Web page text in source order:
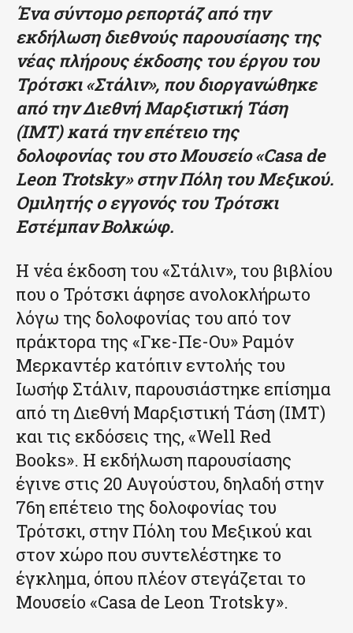
Ένα σύντομο ρεπορτάζ από την
εκδήλωση διεθνούς παρουσίασης της
νέας πλήρους έκδοσης του έργου του
Τρότσκι «Στάλιν», που διοργανώθηκε
από την Διεθνή Μαρξιστική Τάση
(ΙΜΤ) κατά την επέτειο της
δολοφονίας του στο Μουσείο «Casa de
Leon Trotsky» στην Πόλη του Μεξικού.
Ομιλητής ο εγγονός του Τρότσκι
Εστέμπαν Βολκώφ.
Η νέα έκδοση του «Στάλιν», του βιβλίου
που ο Τρότσκι άφησε ανολοκλήρωτο
λόγω της δολοφονίας του από τον
πράκτορα της «Γκε-Πε-Ου» Ραμόν
Μερκαντέρ κατόπιν εντολής του
Ιωσήφ Στάλιν, παρουσιάστηκε επίσημα
από τη Διεθνή Μαρξιστική Τάση (ΙΜΤ)
και τις εκδόσεις της, «Well Red
Books». Η εκδήλωση παρουσίασης
έγινε στις 20 Αυγούστου, δηλαδή στην
76η επέτειο της δολοφονίας του
Τρότσκι, στην Πόλη του Μεξικού και
στον χώρο που συντελέστηκε το
έγκλημα, όπου πλέον στεγάζεται το
Μουσείο «Casa de Leon Trotsky».